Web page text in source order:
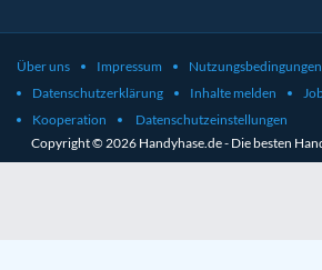
Über uns Impressum
Nutzungsbedingungen
Datenschutzerklärung
Inhalte melden
Kooperation
Datenschutzeinstellungen
Copyright © 2026 Handyhase.de - Die besten